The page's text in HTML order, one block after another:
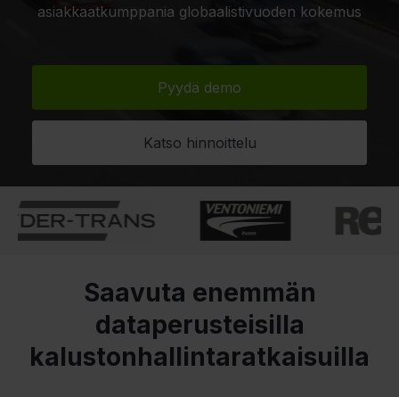
asiakkaatkumppania globaalistivuoden kokemus
Pyydä demo
Katso hinnoittelu
Saavuta enemmän
dataperusteisilla
kalustonhallintaratkaisuilla